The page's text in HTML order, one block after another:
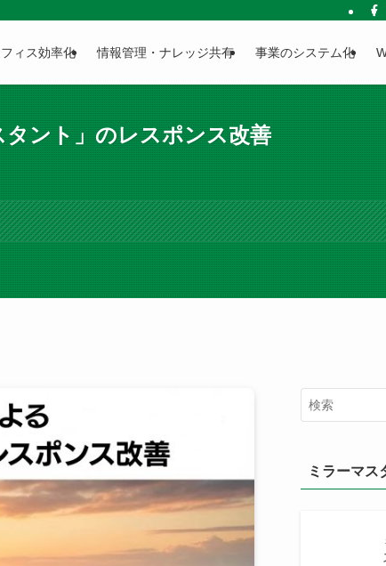
ィス効率化 情報管理・ナレッジ共有 事業のシステム化
ント」のレスポンス改善
ミラーマス